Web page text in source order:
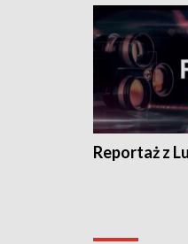
Reportaż z